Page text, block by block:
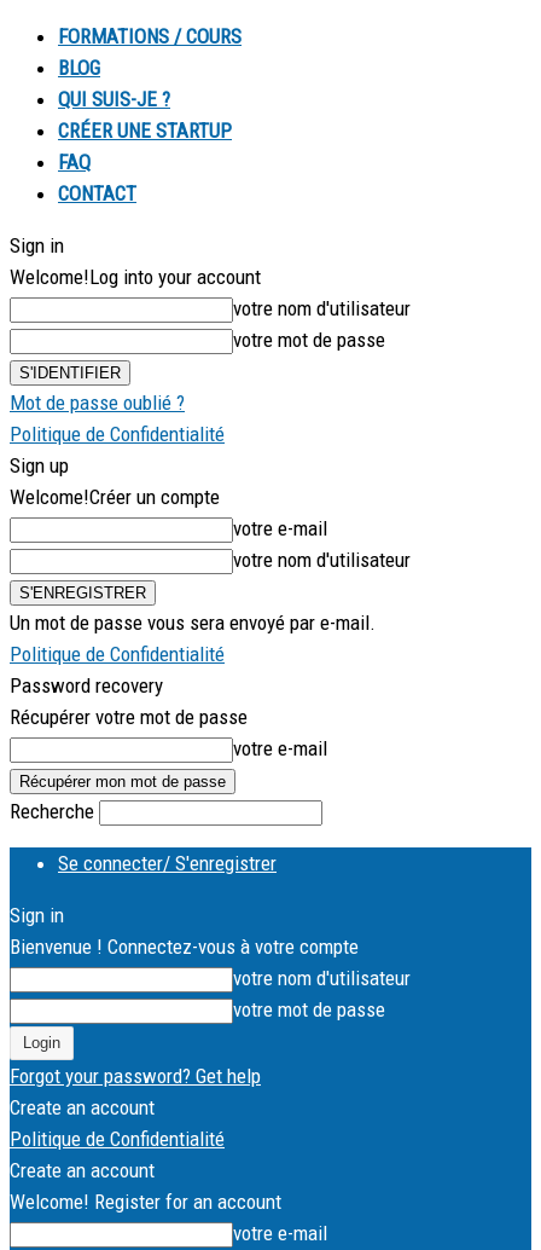
FORMATIONS / COURS
BLOG
QUI SUIS-JE ?
CRÉER UNE STARTUP
FAQ
CONTACT
Sign in
Welcome!Log into your account
votre nom d'utilisateur
votre mot de passe
Mot de passe oublié ?
Politique de Confidentialité
Sign up
Welcome!Créer un compte
votre e-mail
votre nom d'utilisateur
Un mot de passe vous sera envoyé par e-mail.
Politique de Confidentialité
Password recovery
Récupérer votre mot de passe
votre e-mail
Recherche
Se connecter/ S'enregistrer
Sign in
Bienvenue ! Connectez-vous à votre compte
votre nom d'utilisateur
votre mot de passe
Forgot your password? Get help
Create an account
Politique de Confidentialité
Create an account
Welcome! Register for an account
votre e-mail